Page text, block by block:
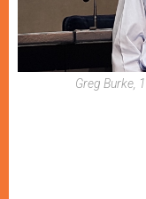
Greg Burke,